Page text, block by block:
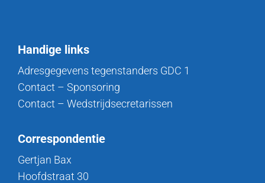
Handige links
Adresgegevens tegenstanders GDC 1
Contact – Sponsoring
Contact – Wedstrijdsecretarissen
Correspondentie
Gertjan Bax
Hoofdstraat 30